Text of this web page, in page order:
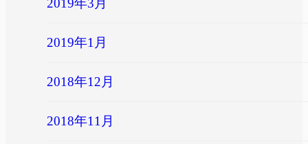
2019年1月
2018年12月
2018年11月